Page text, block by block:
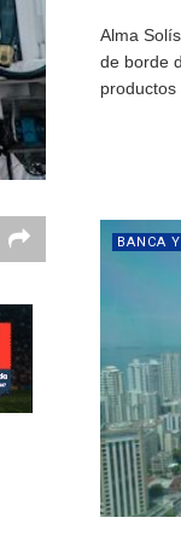
Alma
de borde
productos
BANCA